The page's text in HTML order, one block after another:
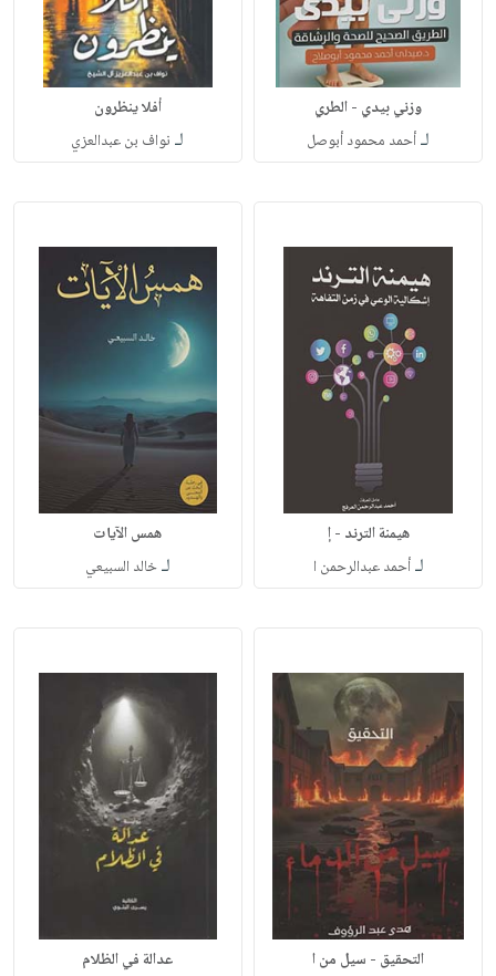
لـأحمد محمود أبوصل
أفلا ينظرون
لـ نواف بن عبدالعزي
‎هيمنة الترند‎ - إ
لـأحمد عبدالرحمن ا
همس الآيات
لـخالد السبيعي
التحقيق - سيل من ا عدالة في الظلام